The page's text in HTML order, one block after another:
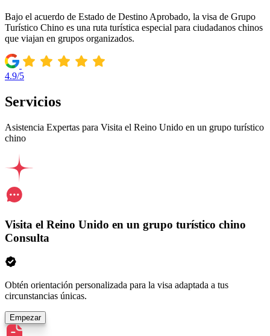
Bajo el acuerdo de Estado de Destino Aprobado, la visa de Grupo
Turístico Chino es una ruta turística especial para ciudadanos chinos
que viajan en grupos organizados.
4.9/5
Servicios
Asistencia Expertas para Visita el Reino Unido en un grupo turístico
chino
Visita el Reino Unido en un grupo turístico chino
Consulta
Obtén orientación personalizada para la visa adaptada a tus
circunstancias únicas.
Empezar